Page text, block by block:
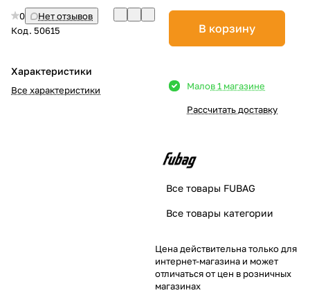
0
Нет отзывов
Код. 50615
Характеристики
Все характеристики
В корзину
Малов 1 магазине
Рассчитать доставку
Все товары FUBAG
Все товары категории
Цена действительна только для
интернет-магазина и может
отличаться от цен в розничных
магазинах
Сегодня
25%
в корзину
% картой любого банка
% будут
с вашей карты